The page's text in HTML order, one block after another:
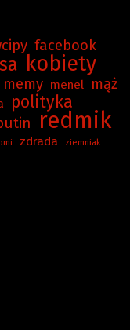
facebook
kobiety
memy menel mąż
polityka
redmik
zdrada
ziemniak